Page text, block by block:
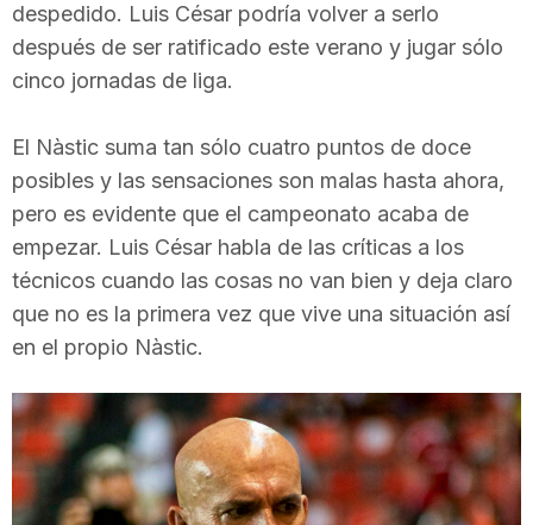
t
d
e
T
despedido. Luis César podría volver a serlo
después de ser ratificado este verano y jugar sólo
cinco jornadas de liga.
El Nàstic suma tan sólo cuatro puntos de doce
posibles y las sensaciones son malas hasta ahora,
pero es evidente que el campeonato acaba de
empezar. Luis César habla de las críticas a los
técnicos cuando las cosas no van bien y deja claro
que no es la primera vez que vive una situación así
en el propio Nàstic.